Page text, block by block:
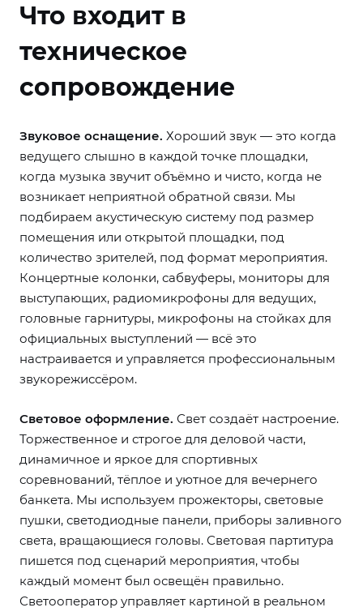
Что входит в
техническое
сопровождение
Звуковое оснащение. Хороший звук — это когда
ведущего слышно в каждой точке площадки,
когда музыка звучит объёмно и чисто, когда не
возникает неприятной обратной связи. Мы
подбираем акустическую систему под размер
помещения или открытой площадки, под
количество зрителей, под формат мероприятия.
Концертные колонки, сабвуферы, мониторы для
выступающих, радиомикрофоны для ведущих,
головные гарнитуры, микрофоны на стойках для
официальных выступлений — всё это
настраивается и управляется профессиональным
звукорежиссёром.
Световое оформление. Свет создаёт настроение.
Торжественное и строгое для деловой части,
динамичное и яркое для спортивных
соревнований, тёплое и уютное для вечернего
банкета. Мы используем прожекторы, световые
пушки, светодиодные панели, приборы заливного
света, вращающиеся головы. Световая партитура
пишется под сценарий мероприятия, чтобы
каждый момент был освещён правильно.
Светооператор управляет картиной в реальном